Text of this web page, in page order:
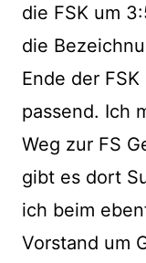
die FSK um
die
Ende der
passend. Ich
Weg zur FS
gibt es dort
ich beim
Vorstand um